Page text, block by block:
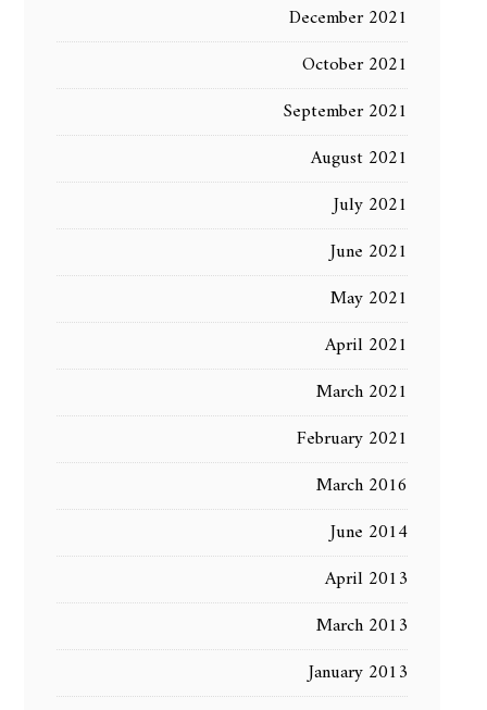
December 2021
October 2021
September 2021
August 2021
July 2021
June 2021
May 2021
April 2021
March 2021
February 2021
March 2016
June 2014
April 2013
March 2013
January 2013